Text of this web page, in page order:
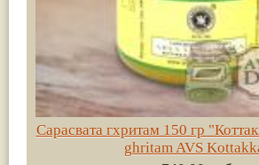
Сарасвата гхритам 150 гр
ghritam AVS